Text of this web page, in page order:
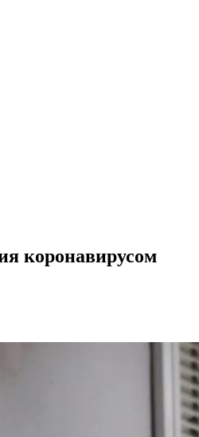
коронавирусом